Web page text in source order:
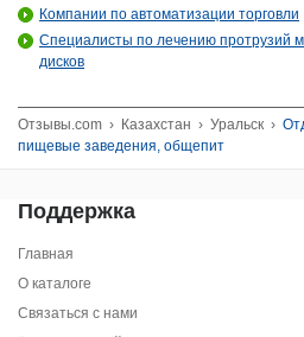
Компании по автоматизации торговли
Специалисты по лечению протрузий
дисков
Отзывы.com › Казахстан › Уральск ›
пищевые заведения, общепит
Поддержка
Главная
О каталоге
Связаться с нами